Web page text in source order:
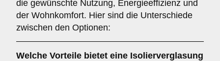
die gewünschte Nutzung, Energieeffizienz und
der Wohnkomfort. Hier sind die Unterschiede
zwischen den Optionen:
Welche Vorteile bietet eine Isolierverglasung